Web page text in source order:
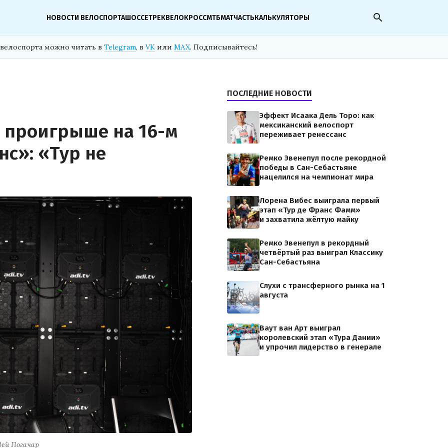
НОВОСТИ ВЕЛОСПОРТАШОССЕТРЕКВЕЛОКРОССМТБМАТЧАСТЬКАЛЬКУЛЯТОРЫ search
можно читать в Telegram, в VK или MAX. Подписывайтесь!
проигрыше на 16-м
«Тур не
Погачар
ПОСЛЕДНИЕ НОВОСТИ
Эффект Исаака Дель Торо: как
мексиканский велоспорт
переживает ренессанс
Ремко Эвенепул после рекордной
победы в Сан-Себастьяне
нацелился на чемпионат мира
Лорена Вибес выиграла первый
этап «Тур де Франс Фамм»
и захватила жёлтую майку
Ремко Эвенепул в рекордный
четвёртый раз выиграл Классику
Сан-Себастьяна
Слухи с трансферного рынка на 1
августа
Ваут ван Арт выиграл
королевский этап «Тура Дании»
и упрочил лидерство в генерале